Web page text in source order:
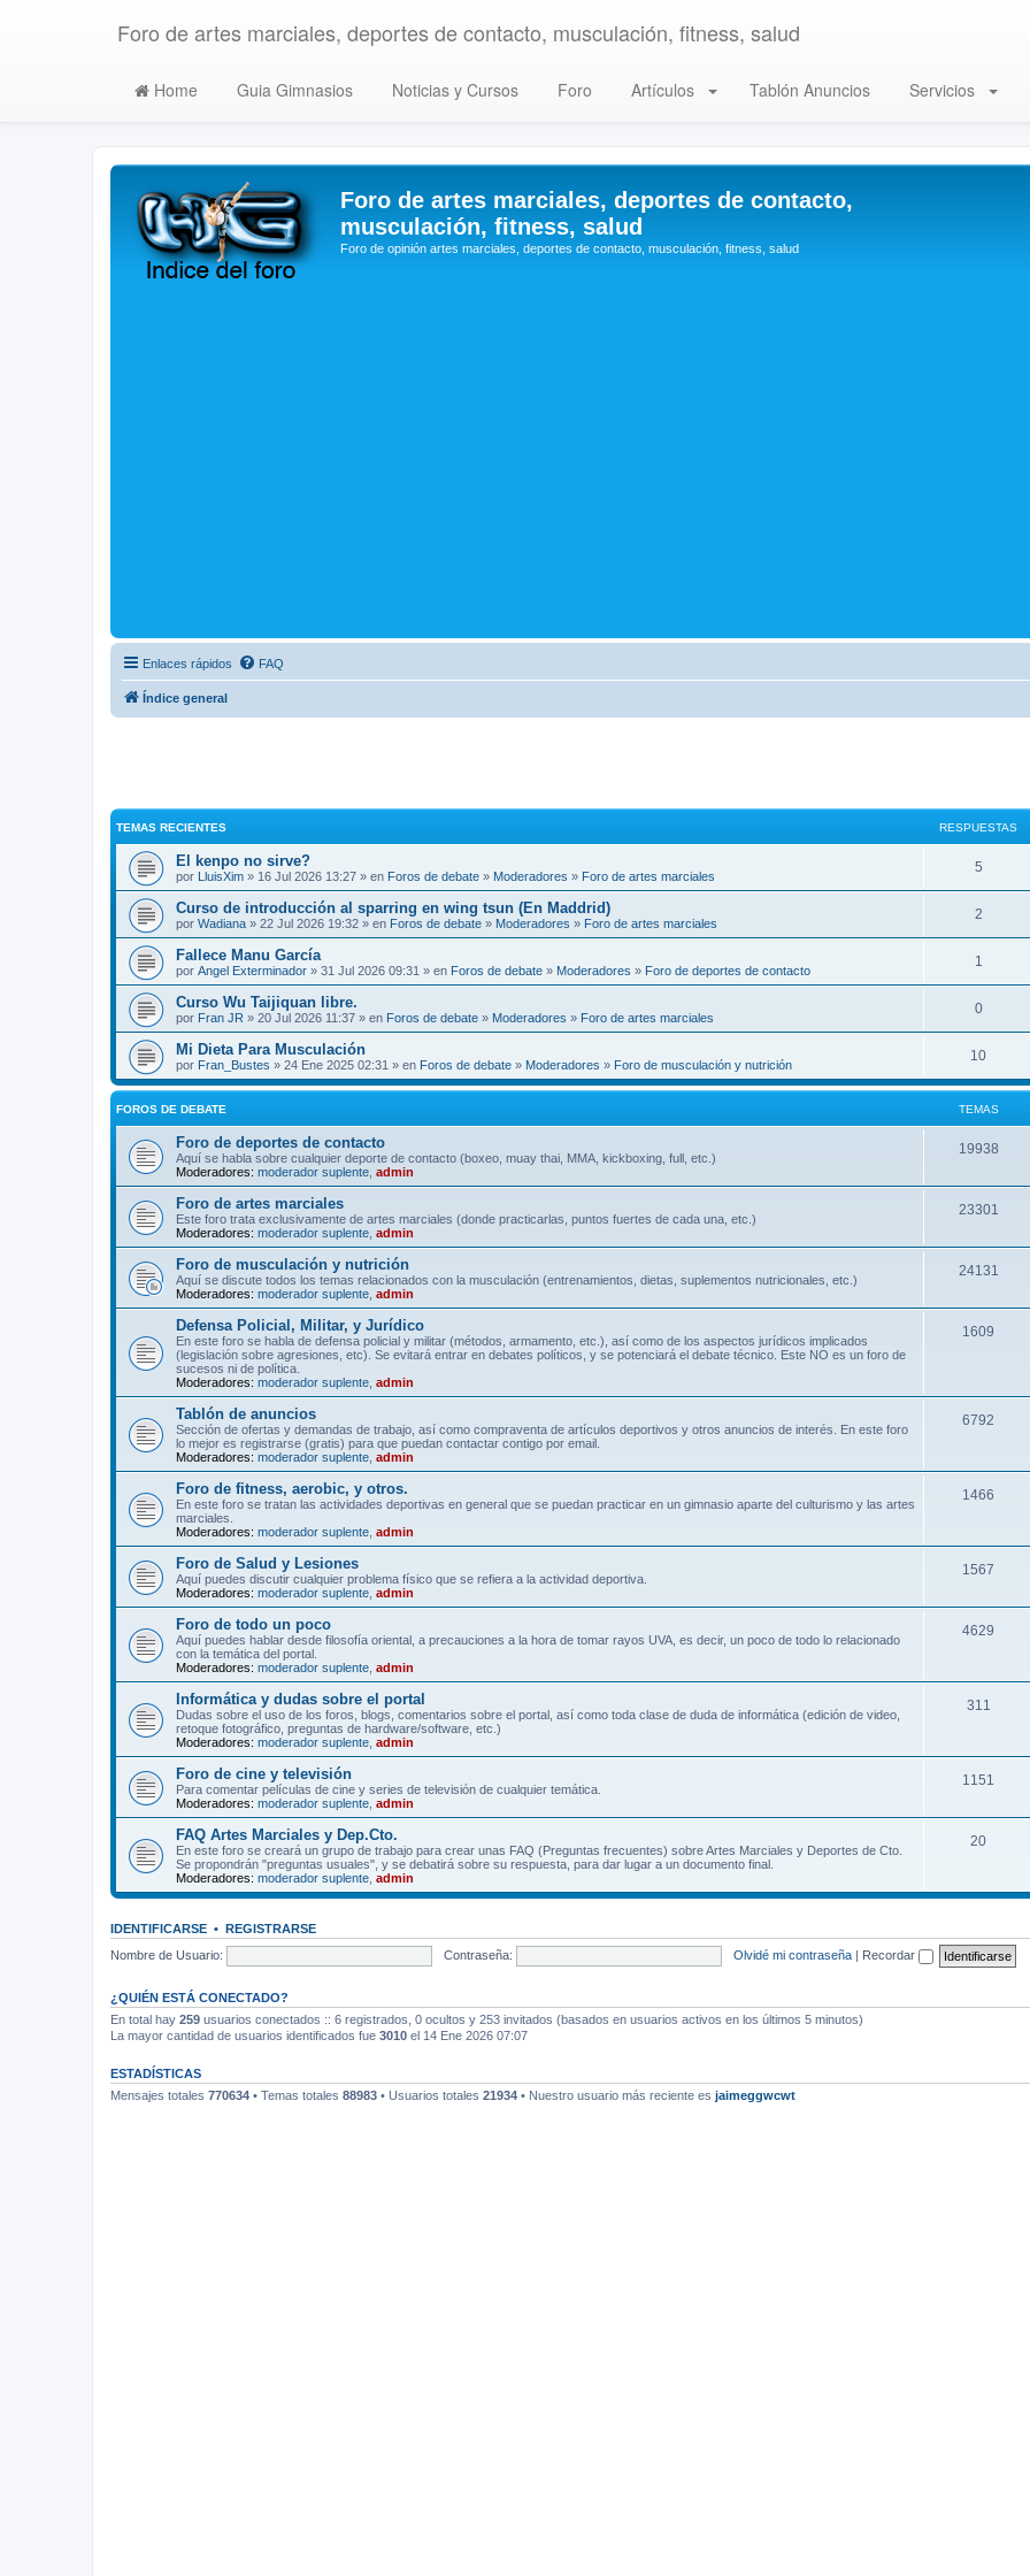
Foro de artes marciales, deportes de contacto, musculación, fitness, salud
Home Guia Gimnasios Noticias y Cursos Foro Artículos Tablón Anuncios Servicios
Foro de artes marciales, deportes de contacto,
musculación, fitness, salud
Foro de opinión artes marciales, deportes de contacto, musculación, fitness, salud
Enlaces rápidos FAQ
Índice general
TEMAS RECIENTES RESPUESTAS
El kenpo no sirve?
por LluisXim » 16 Jul 2026 13:27 » en Foros de debate » Moderadores » Foro de artes marciales
5
Curso de introducción al sparring en wing tsun (En Maddrid)
por Wadiana » 22 Jul 2026 19:32 » en Foros de debate » Moderadores » Foro de artes marciales
2
Fallece Manu García
por Angel Exterminador » 31 Jul 2026 09:31 » en Foros de debate » Moderadores » Foro de deportes de contacto
1
Curso Wu Taijiquan libre.
por Fran JR » 20 Jul 2026 11:37 » en Foros de debate » Moderadores » Foro de artes marciales
0
Mi Dieta Para Musculación
por Fran_Bustes » 24 Ene 2025 02:31 » en Foros de debate » Moderadores » Foro de musculación y nutrición
10
FOROS DE DEBATE TEMAS
Foro de deportes de contacto
Aquí se habla sobre cualquier deporte de contacto (boxeo, muay thai, MMA, kickboxing, full, etc.)
Moderadores: moderador suplente admin
19938
Foro de artes marciales
Este foro trata exclusivamente de artes marciales (donde practicarlas, puntos fuertes de cada una, etc.)
Moderadores: moderador suplente admin
23301
Foro de musculación y nutrición
Aquí se discute todos los temas relacionados con la musculación (entrenamientos, dietas, suplementos nutricionales, etc.)
Moderadores: moderador suplente admin
24131
Defensa Policial, Militar, y Jurídico
En este foro se habla de defensa policial y militar (métodos, armamento, etc.), así como de los aspectos jurídicos implicados
(legislación sobre agresiones, etc). Se evitará entrar en debates políticos, y se potenciará el debate técnico. Este NO es un foro de
sucesos ni de política.
Moderadores: moderador suplente admin
1609
Tablón de anuncios
Sección de ofertas y demandas de trabajo, así como compraventa de artículos deportivos y otros anuncios de interés. En este foro
lo mejor es registrarse (gratis) para que puedan contactar contigo por email.
Moderadores: moderador suplente admin
6792
Foro de fitness, aerobic, y otros.
En este foro se tratan las actividades deportivas en general que se puedan practicar en un gimnasio aparte del culturismo y las artes
marciales.
Moderadores: moderador suplente admin
1466
Foro de Salud y Lesiones
Aquí puedes discutir cualquier problema físico que se refiera a la actividad deportiva.
Moderadores: moderador suplente admin
1567
Foro de todo un poco
Aquí puedes hablar desde filosofía oriental, a precauciones a la hora de tomar rayos UVA, es decir, un poco de todo lo relacionado
con la temática del portal.
Moderadores: moderador suplente admin
4629
Informática y dudas sobre el portal
Dudas sobre el uso de los foros, blogs, comentarios sobre el portal, así como toda clase de duda de informática (edición de video,
retoque fotográfico, preguntas de hardware/software, etc.)
Moderadores: moderador suplente admin
311
Foro de cine y televisión
Para comentar películas de cine y series de televisión de cualquier temática.
Moderadores: moderador suplente admin
1151
FAQ Artes Marciales y Dep.Cto.
En este foro se creará un grupo de trabajo para crear unas FAQ (Preguntas frecuentes) sobre Artes Marciales y Deportes de Cto.
Se propondrán "preguntas usuales", y se debatirá sobre su respuesta, para dar lugar a un documento final.
Moderadores: moderador suplente admin
20
IDENTIFICARSE • REGISTRARSE
Nombre de Usuario:
Contraseña: Olvidé mi contraseña | Recordar
¿QUIÉN ESTÁ CONECTADO?
En total hay 259 usuarios conectados :: 6 registrados, 0 ocultos y 253 invitados (basados en usuarios activos en los últimos 5 minutos)
La mayor cantidad de usuarios identificados fue 3010 el 14 Ene 2026 07:07
ESTADÍSTICAS
Mensajes totales 770634 • Temas totales 88983 • Usuarios totales 21934 • Nuestro usuario más reciente es jaimeggwcwt